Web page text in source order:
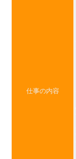
仕事の内容